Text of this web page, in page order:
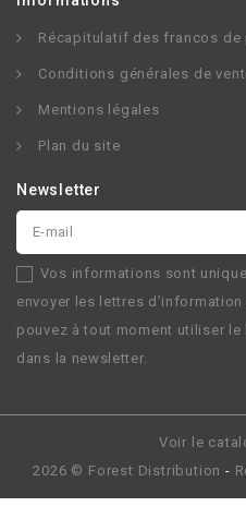
Récapitulatif des francos de
Conditions générales de
Mentions légales
Plan du site
Newsletter
Vos informations sont
envoyer les lettres d’information
pouvez à tout moment utiliser
dans la newsletter.
Voir le
2026 © Forest Distribution -